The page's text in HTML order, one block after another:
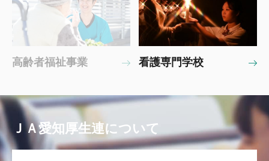
高齢者福祉事業 看護専門学校
ＪＡ愛知厚生連について